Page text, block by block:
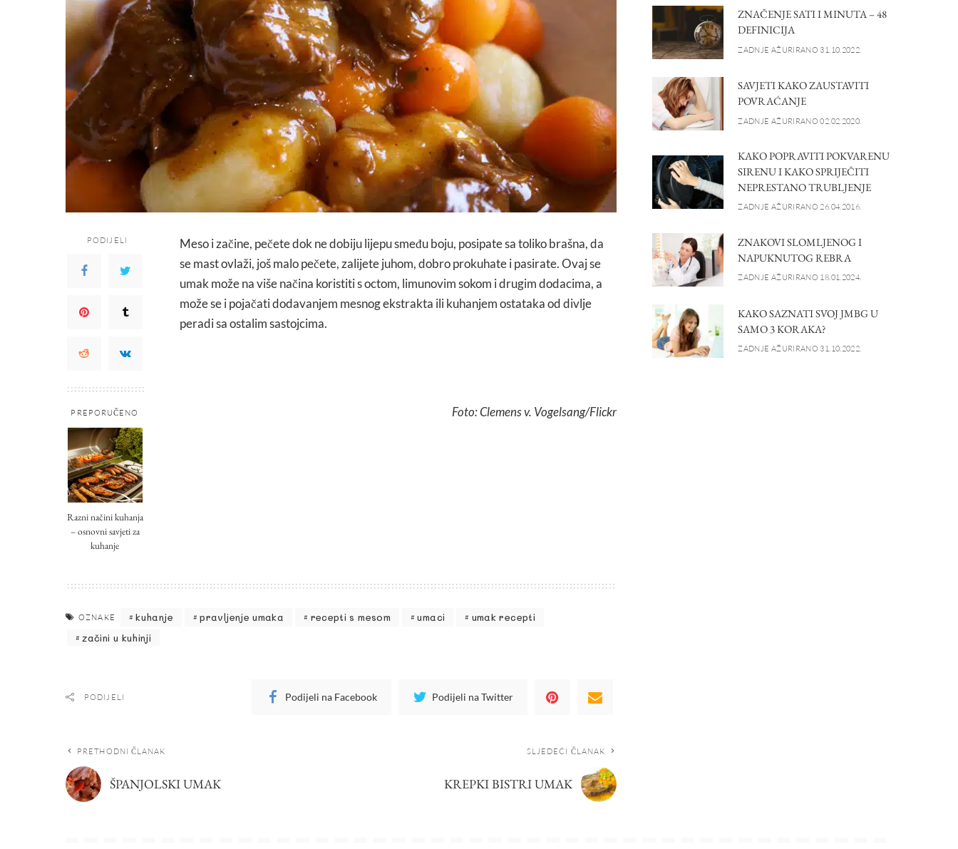
PODIJELI
PREPORUČENO
Razni načini kuhanja
– osnovni savjeti za
kuhanje
Meso i začine, pečete dok ne dobiju lijepu smeđu boju, posipate sa toliko brašna, da
se mast ovlaži, još malo pečete, zalijete juhom, dobro prokuhate i pasirate. Ovaj se
umak može na više načina koristiti s octom, limunovim sokom i drugim dodacima, a
može se i pojačati dodavanjem mesnog ekstrakta ili kuhanjem ostataka od divlje
peradi sa ostalim sastojcima.
Foto: Clemens v. Vogelsang/Flickr
OZNAKE kuhanje pravljenje umaka recepti s mesom umaci
umak recepti
začini u kuhinji
PODIJELI Podijeli na Facebook Podijeli na Twitter
PRETHODNI ČLANAK
ŠPANJOLSKI UMAK
SLJEDEĆI ČLANAK
KREPKI BISTRI UMAK
ZNAČENJE SATI I MINUTA – 48
DEFINICIJA
ZADNJE AŽURIRANO 31.10.2022.
SAVJETI KAKO ZAUSTAVITI
POVRAĆANJE
ZADNJE AŽURIRANO 02.02.2020.
KAKO POPRAVITI POKVARENU
SIRENU I KAKO SPRIJEČITI
NEPRESTANO TRUBLJENJE
ZADNJE AŽURIRANO 26.04.2016.
ZNAKOVI SLOMLJENOG I
NAPUKNUTOG REBRA
ZADNJE AŽURIRANO 18.01.2024.
KAKO SAZNATI SVOJ JMBG U
SAMO 3 KORAKA?
ZADNJE AŽURIRANO 31.10.2022.